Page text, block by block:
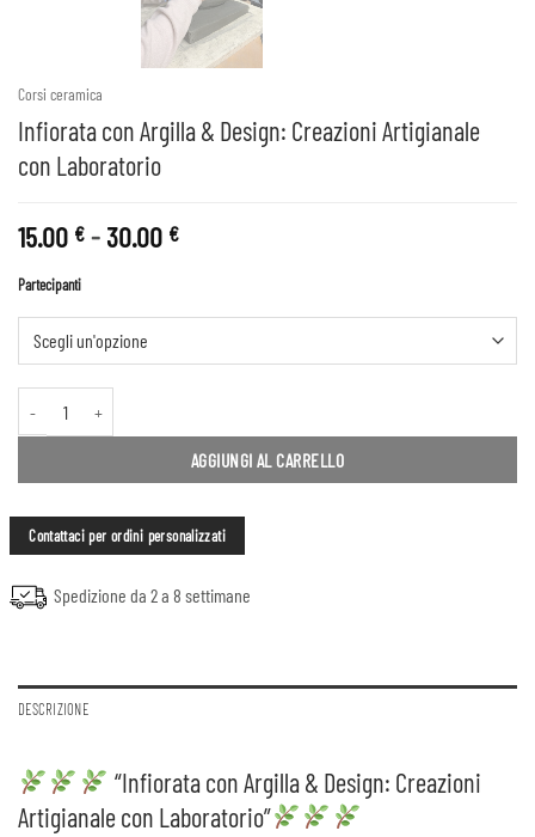
Corsi ceramica
Infiorata con Argilla & Design: Creazioni Artigianale
con Laboratorio
15.00 € - 30.00 €Fascia
da
Partecipanti
AGGIUNGI AL CARRELLO
Contattaci per ordini personalizzati
Spedizione da 2 a 8 settimane
DESCRIZIONE
“Infiorata con Argilla & Design: Creazioni
Artigianale con Laboratorio”